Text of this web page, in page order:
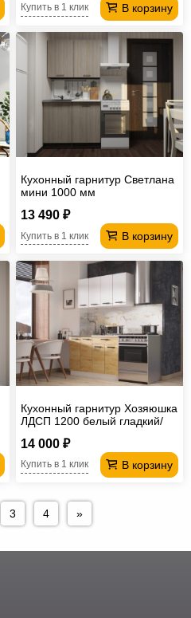
В корзину
Купить в 1 клик
Кухонный гарнитур Светлана
мини 1000 мм
13 490 ₽
В корзину
Купить в 1 клик
Кухонный гарнитур Хозяюшка
ЛДСП 1200 белый гладкий/
14 000 ₽
В корзину
Купить в 1 клик
3 4 »